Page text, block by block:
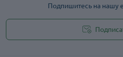
Подпишитесь на нашу